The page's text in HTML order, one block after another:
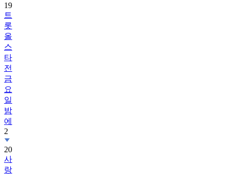
19
트
롯
올
스
타
전
금
요
일
밤
에
2
20
사
랑